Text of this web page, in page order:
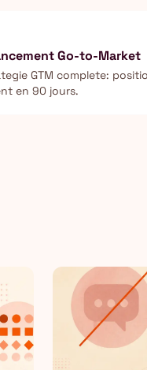
Go-to-Market
GTM complete:
en 90 jours.